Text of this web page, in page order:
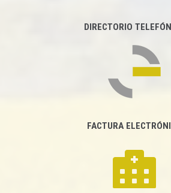
DIRECTORIO
FACTURA